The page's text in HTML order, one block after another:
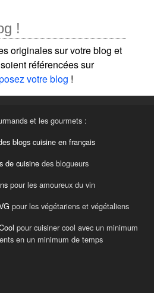
!
originales sur votre blog et
référencées sur
votre blog !
et les gourmets :
blogs cuisine en français
de cuisine des blogueurs
pour les amoureux du vin
pour les végétariens et végétaliens
pour cuisiner cool avec un minimum
en un minimum de temps